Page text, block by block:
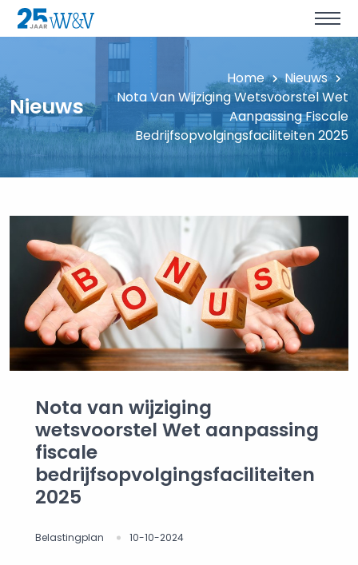
Nieuws
Home
Nieuws
Nota Van Wijziging Wetsvoorstel Wet
Aanpassing Fiscale
Bedrijfsopvolgingsfaciliteiten 2025
Nota van wijziging
wetsvoorstel Wet aanpassing
fiscale
bedrijfsopvolgingsfaciliteiten
2025
Belastingplan 10-10-2024